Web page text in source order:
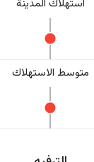
استهلاك المدينة
متوسط الاستهلاك